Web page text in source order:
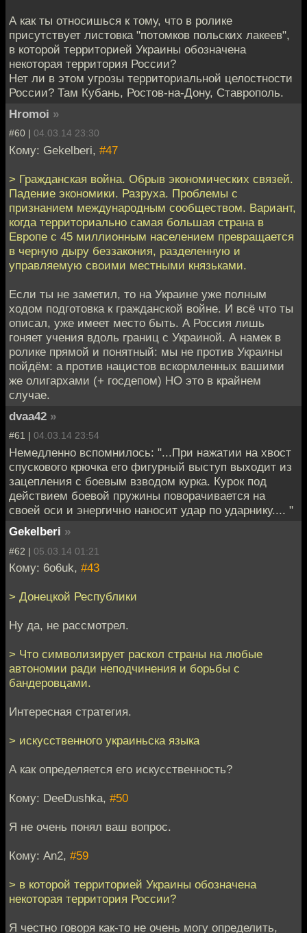
А как ты относишься к тому, что в ролике
присутствует листовка "потомков польских лакеев",
в которой территорией Украины обозначена
некоторая территория России?
Нет ли в этом угрозы территориальной целостности
России? Там Кубань, Ростов-на-Дону, Ставрополь.
Hromoi »
#60 | 04.03.14 23:30
Кому: Gekelberi, #47
> Гражданская война. Обрыв экономических связей.
Падение экономики. Разруха. Проблемы с
признанием международным сообществом. Вариант,
когда территориально самая большая страна в
Европе с 45 миллионным населением превращается
в черную дыру беззакония, разделенную и
управляемую своими местными князьками.
Если ты не заметил, то на Украине уже полным
ходом подготовка к гражданской войне. И всё что ты
описал, уже имеет место быть. А Россия лишь
гоняет учения вдоль границ с Украиной. А намек в
ролике прямой и понятный: мы не против Украины
пойдём: а против нацистов вскормленных вашими
же олигархами (+ госдепом) НО это в крайнем
случае.
dvaa42 »
#61 | 04.03.14 23:54
Немедленно вспомнилось: "...При нажатии на хвост
спускового крючка его фигурный выступ выходит из
зацепления с боевым взводом курка. Курок под
действием боевой пружины поворачивается на
своей оси и энергично наносит удар по ударнику.... "
Gekelberi »
#62 | 05.03.14 01:21
Кому: 6o6uk, #43
> Донецкой Республики
Ну да, не рассмотрел.
> Что символизирует раскол страны на любые
автономии ради неподчинения и борьбы с
бандеровцами.
Интересная стратегия.
> искусственного украиньска языка
А как определяется его искусственность?
Кому: DeeDushka, #50
Я не очень понял ваш вопрос.
Кому: An2, #59
> в которой территорией Украины обозначена
некоторая территория России?
Я честно говоря как-то не очень могу определить,